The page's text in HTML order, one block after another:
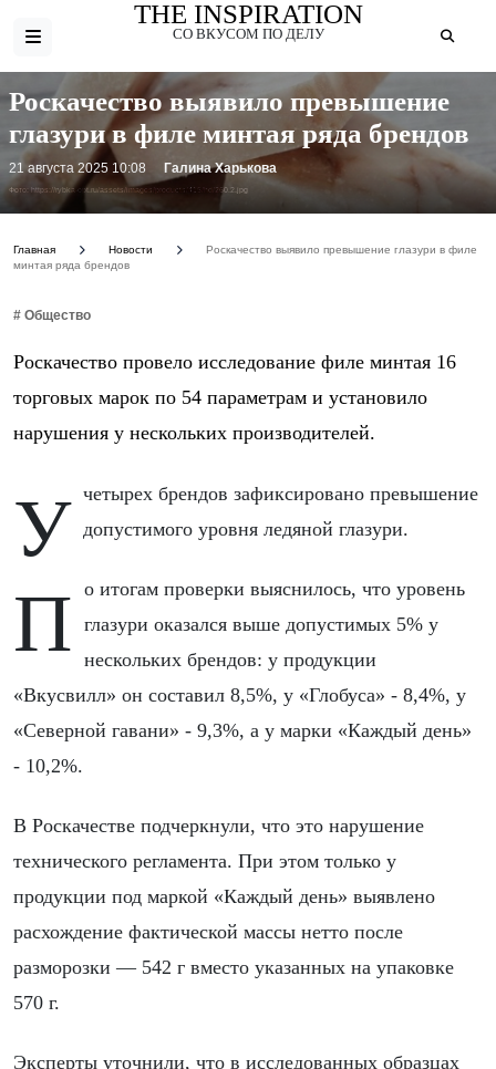
THE INSPIRATION
СО ВКУСОМ ПО ДЕЛУ
Фото: https://rybka-opt.ru/assets/images/products/415/hd/260.2.jpg
Роскачество выявило превышение
глазури в филе минтая ряда брендов
21 августа 2025 10:08 Галина Харькова
Главная Новости
Роскачество выявило превышение глазури в филе
минтая ряда брендов
# Общество
Роскачество провело исследование филе минтая 16
торговых марок по 54 параметрам и установило
нарушения у нескольких производителей.
У четырех брендов зафиксировано превышение допустимого уровня ледяной глазури.
По итогам проверки выяснилось, что уровень
глазури оказался выше допустимых 5% у
нескольких брендов: у продукции
«Вкусвилл» он составил 8,5%, у «Глобуса» - 8,4%, у
«Северной гавани» - 9,3%, а у марки «Каждый день»
- 10,2%.
В Роскачестве подчеркнули, что это нарушение
технического регламента. При этом только у
продукции под маркой «Каждый день» выявлено
расхождение фактической массы нетто после
разморозки — 542 г вместо указанных на упаковке
570 г.
Эксперты уточнили, что в исследованных образцах